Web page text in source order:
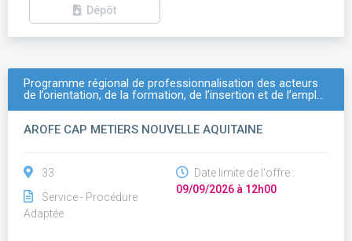
Dépôt
Programme régional de professionnalisation des acteurs
de l’orientation, de la formation, de l’insertion et de l’empl…
AROFE CAP METIERS NOUVELLE AQUITAINE
33
Service - Procédure
Adaptée
Date limite de l'offre :
09/09/2026 à 12h00